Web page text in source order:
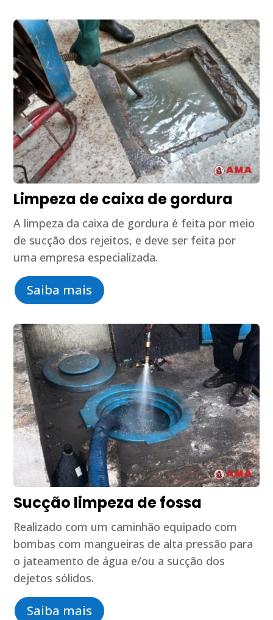
Limpeza de caixa de gordura
A limpeza da caixa de gordura é feita por meio
de sucção dos rejeitos, e deve ser feita por
uma empresa especializada.
Saiba mais
Sucção limpeza de fossa
Realizado com um caminhão equipado com
bombas com mangueiras de alta pressão para
o jateamento de água e/ou a sucção dos
dejetos sólidos.
Saiba mais